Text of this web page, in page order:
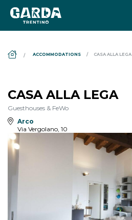
ACCOMMODATIONS CASA ALLA LEGA
CASA ALLA LEGA
Guesthouses & FeWo
Arco
Via Vergolano, 10